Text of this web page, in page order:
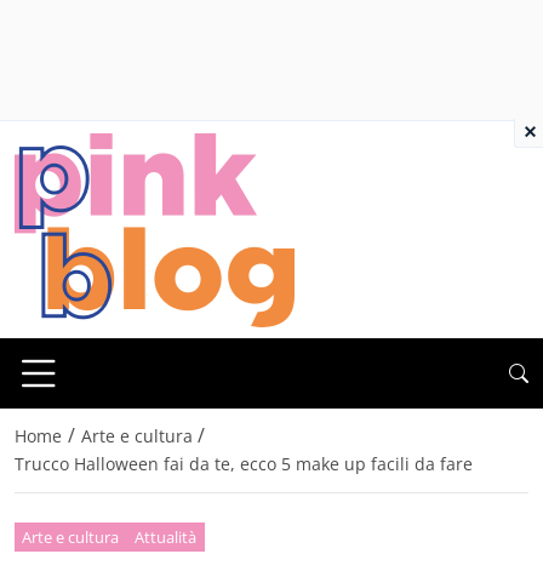
Home / Arte e cultura /
Trucco Halloween fai da te, ecco 5 make up facili da fare
Arte e cultura Attualità
×